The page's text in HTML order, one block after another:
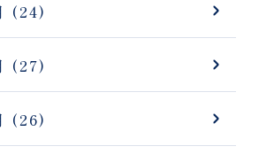
(24)
(27)
(26)